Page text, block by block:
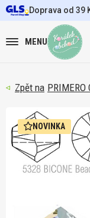
Doprava od 39
MENU
NOVINKA